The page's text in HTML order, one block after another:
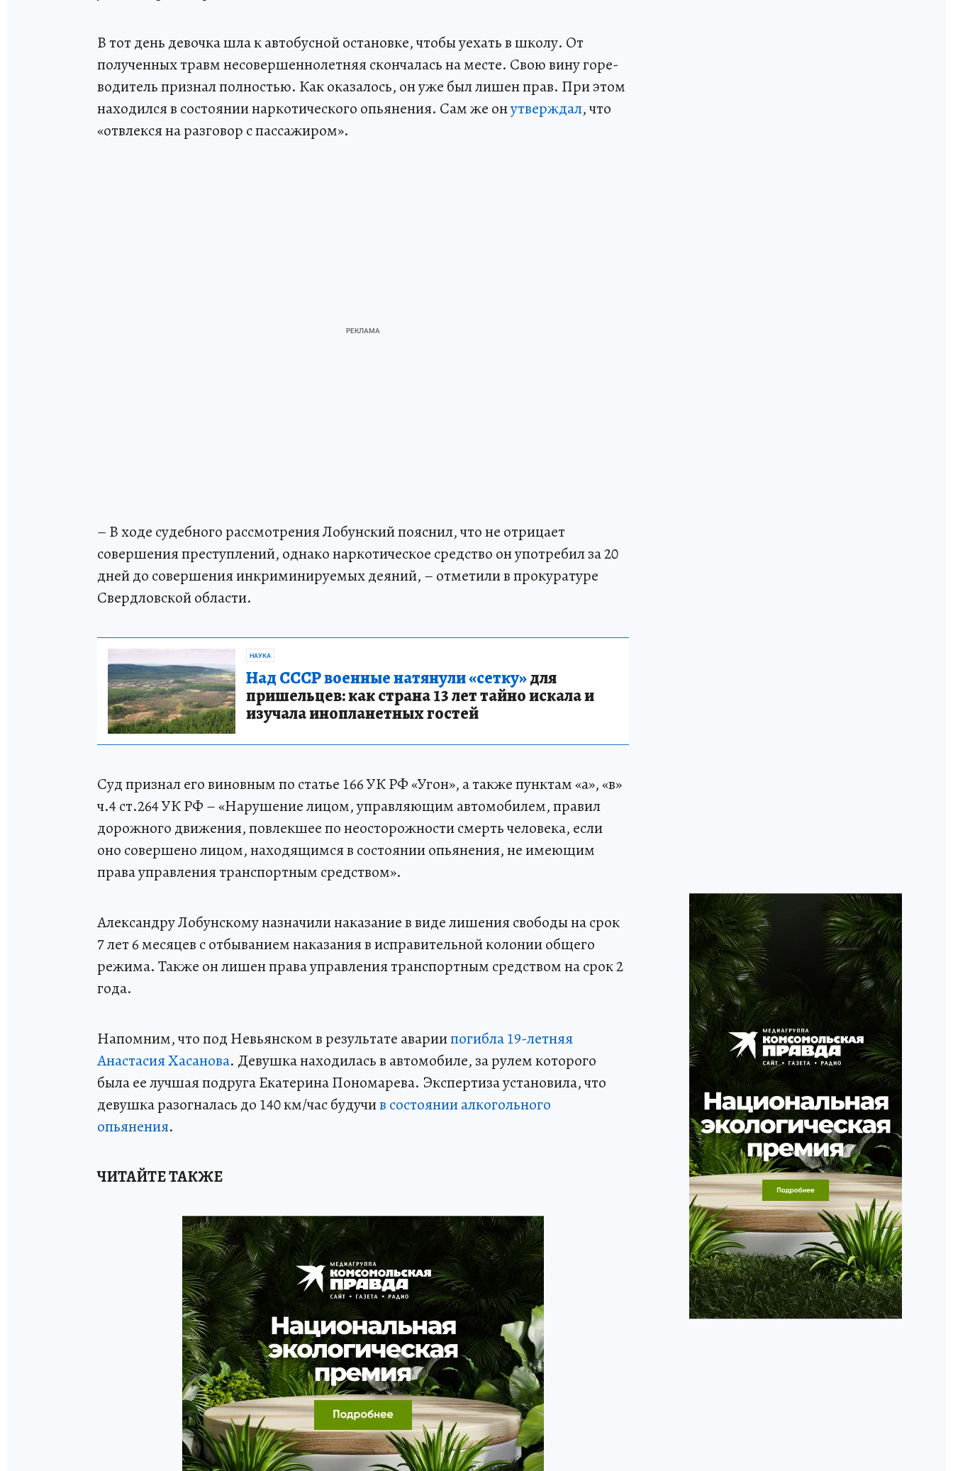
В тот день девочка шла к автобусной остановке, чтобы уехать в школу. От
полученных травм несовершеннолетняя скончалась на месте. Свою вину горе-
водитель признал полностью. Как оказалось, он уже был лишен прав. При этом
находился в состоянии наркотического опьянения. Сам же онутверждал, что
«отвлекся на разговор с пассажиром».
– В ходе судебного рассмотрения Лобунский пояснил, что не отрицает
совершения преступлений, однако наркотическое средство он употребил за 20
дней до совершения инкриминируемых деяний, – отметили в прокуратуре
Свердловской области.
НАУКА
Над СССР военные натянули «сетку»для
пришельцев: как страна 13 лет тайно искала и
изучала инопланетных гостей
Суд признал его виновным по статье 166 УК РФ «Угон», а также пунктам «а», «в»
ч.4 ст.264 УК РФ – «Нарушение лицом, управляющим автомобилем, правил
дорожного движения, повлекшее по неосторожности смерть человека, если
оно совершено лицом, находящимся в состоянии опьянения, не имеющим
права управления транспортным средством».
Александру Лобунскому назначили наказание в виде лишения свободы на срок
7 лет 6 месяцев с отбыванием наказания в исправительной колонии общего
режима. Также он лишен права управления транспортным средством на срок 2
года.
Напомним, что под Невьянском в результате авариипогибла 19-летняя
Анастасия Хасанова. Девушка находилась в автомобиле, за рулем которого
была ее лучшая подруга Екатерина Пономарева. Экспертиза установила, что
девушка разогналась до 140 км/час будучив состоянии алкогольного
опьянения.
ЧИТАЙТЕ ТАКЖЕ